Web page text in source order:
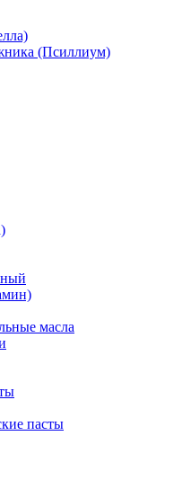
(Псиллиум)
масла
пасты